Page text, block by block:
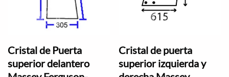
Cristal de Puerta
superior delantero
Cristal de puerta
superior izquierda y